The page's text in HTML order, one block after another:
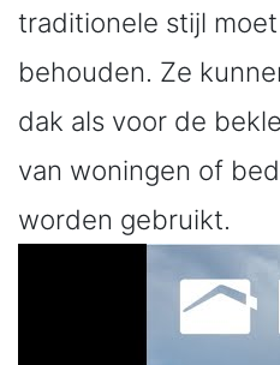
traditionele stijl
behouden. Ze
dak als voor de
van woningen of
worden gebruikt.